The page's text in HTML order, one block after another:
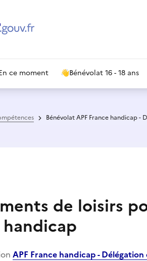
ce moment 👋Bénévolat 16 - 18 ans
Bénévolat APF France handicap -
de loisirs
APF France handicap -